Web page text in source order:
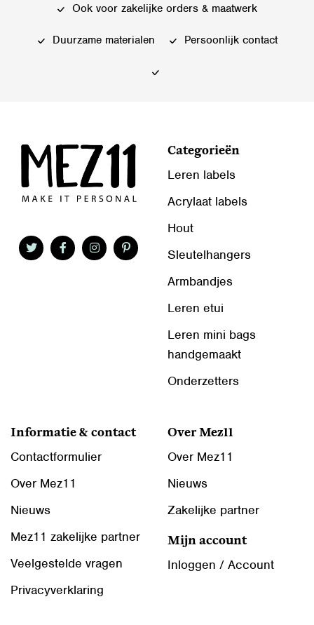
Ook voor zakelijke orders & maatwerk
Duurzame materialen Persoonlijk contact
Categorieën
Leren labels
Acrylaat labels
Hout
Sleutelhangers
Armbandjes
Leren etui
Leren mini bags
handgemaakt
Onderzetters
Informatie & contact
Contactformulier
Over Mez11
Nieuws
Mez11 zakelijke partner
Veelgestelde vragen
Privacyverklaring
Over Mez11
Over Mez11
Nieuws
Zakelijke partner
Mijn account
Inloggen / Account